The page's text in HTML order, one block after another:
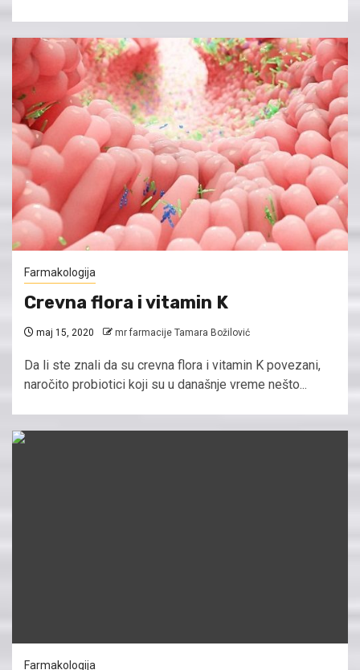
Farmakologija
Crevna flora i vitamin K
maj 15, 2020 mr farmacije Tamara Božilović
Da li ste znali da su crevna flora i vitamin K povezani,
naročito probiotici koji su u današnje vreme nešto...
Farmakologija